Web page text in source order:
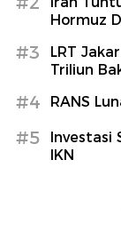
Hormuz
#3
LRT
Triliun
#4 RANS
#5
Investasi
IKN